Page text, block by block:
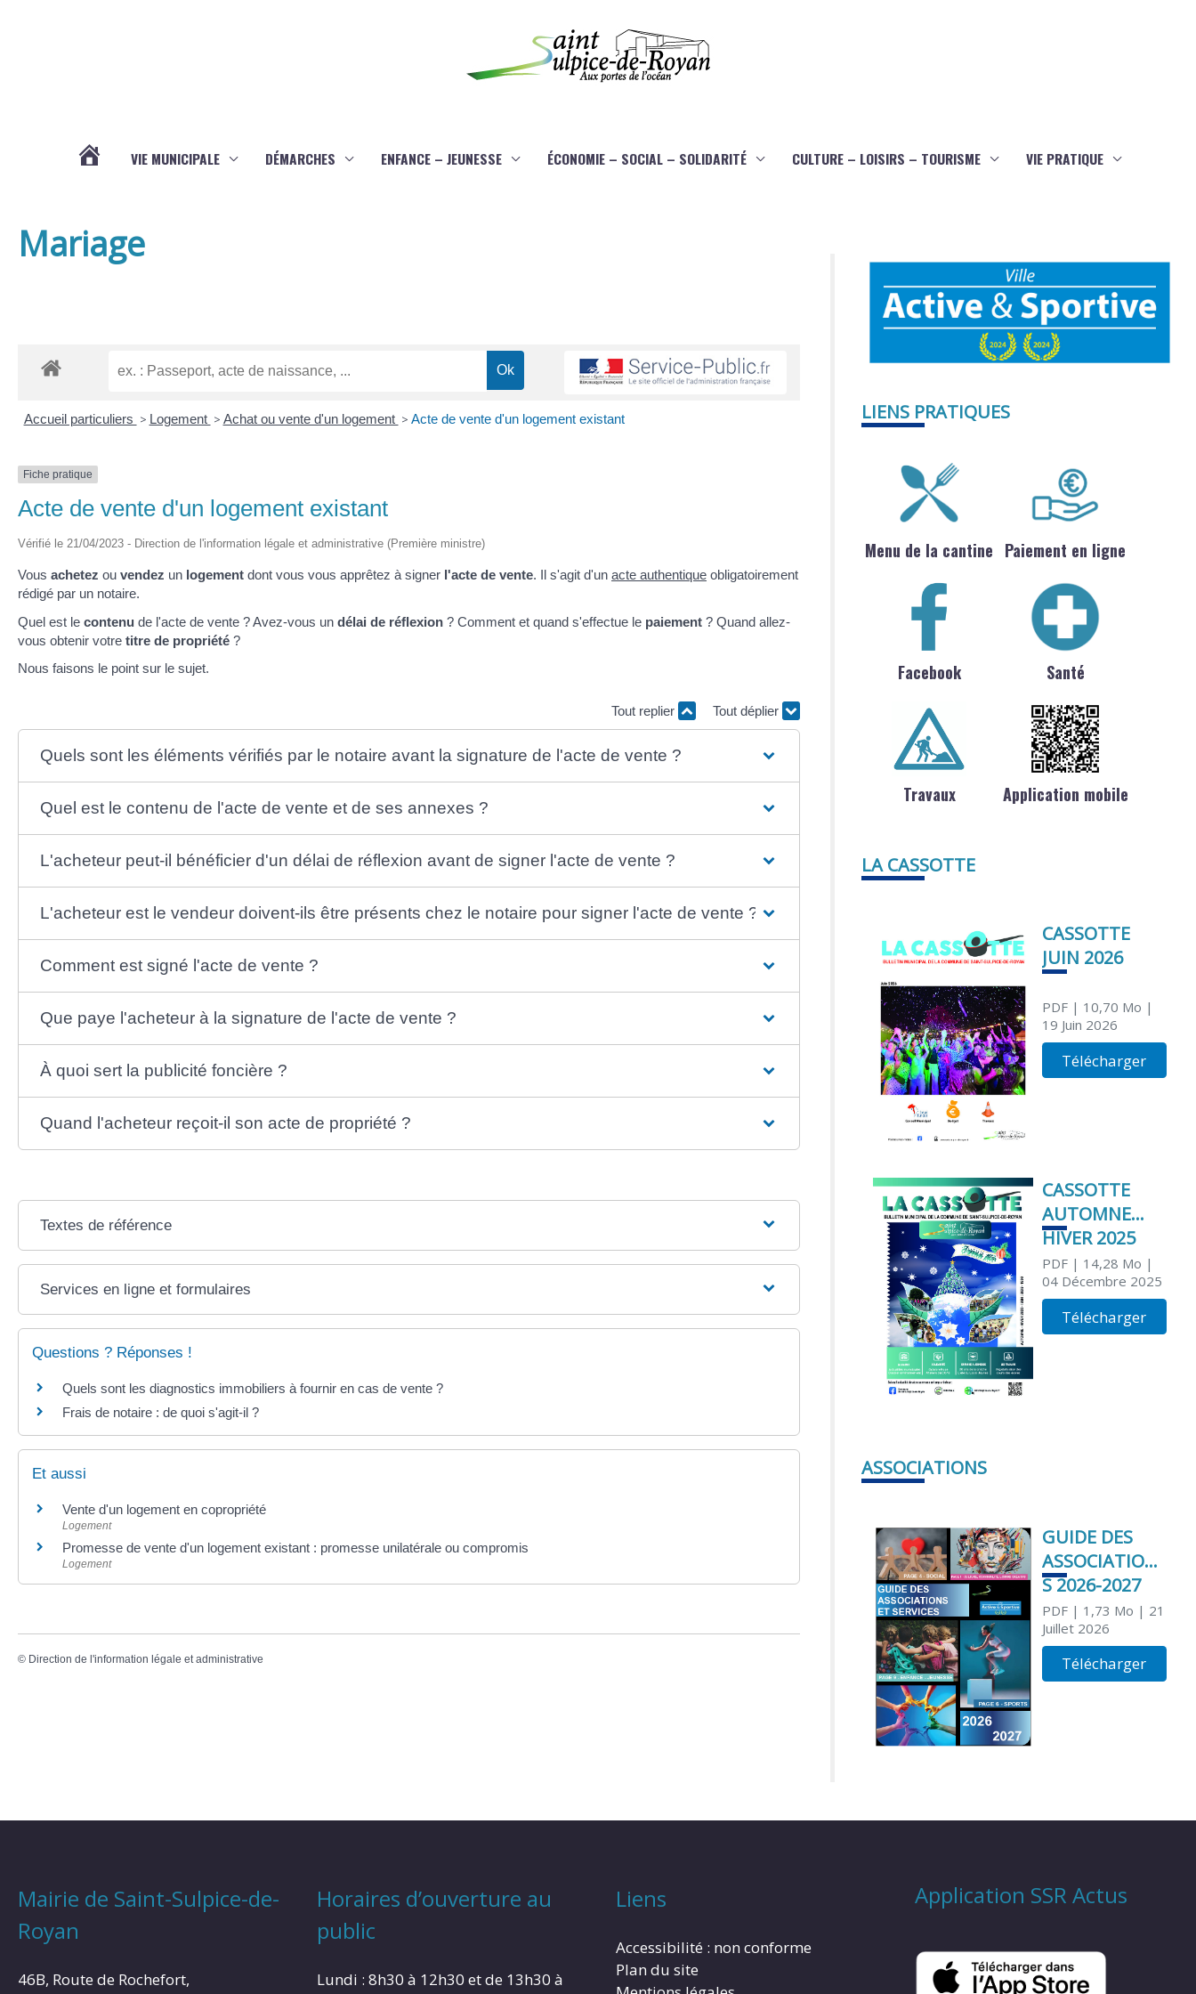
VIE MUNICIPALE DÉMARCHES ENFANCE – JEUNESSE ÉCONOMIE – SOCIAL – SOLIDARITÉ CULTURE – LOISIRS – TOURISME VIE PRATIQUE
Mariage
Accueil particuliers > Logement > Achat ou vente d'un logement > Acte de vente d'un logement existant
Fiche pratique
Acte de vente d'un logement existant
Vérifié le 21/04/2023 - Direction de l'information légale et administrative (Première ministre)
Vous achetez ou vendez un logement dont vous vous apprêtez à signer l'acte de vente. Il s'agit d'un acte authentique obligatoirement
rédigé par un notaire.
Quel est le contenu de l'acte de vente ? Avez-vous un délai de réflexion ? Comment et quand s'effectue le paiement ? Quand allez-
vous obtenir votre titre de propriété ?
Nous faisons le point sur le sujet.
Tout replier Tout déplier
Quels sont les éléments vérifiés par le notaire avant la signature de l'acte de vente ?
Quel est le contenu de l'acte de vente et de ses annexes ?
L'acheteur peut-il bénéficier d'un délai de réflexion avant de signer l'acte de vente ?
L'acheteur est le vendeur doivent-ils être présents chez le notaire pour signer l'acte de vente ?
Comment est signé l'acte de vente ?
Que paye l'acheteur à la signature de l'acte de vente ?
À quoi sert la publicité foncière ?
Quand l'acheteur reçoit-il son acte de propriété ?
Textes de référence
Services en ligne et formulaires
Questions ? Réponses !
Quels sont les diagnostics immobiliers à fournir en cas de vente ?
Frais de notaire : de quoi s'agit-il ?
Et aussi
Vente d'un logement en copropriété
Logement
Promesse de vente d'un logement existant : promesse unilatérale ou compromis
Logement
© Direction de l'information légale et administrative
LIENS PRATIQUES
Menu de la cantine Paiement en ligne
Facebook Santé
Travaux Application mobile
LA CASSOTTE
CASSOTTE
JUIN 2026
PDF| 10,70 Mo |
19 Juin 2026
Télécharger
CASSOTTE
AUTOMNE
HIVER 2025
PDF| 14,28 Mo |
04 Décembre 2025
Télécharger
ASSOCIATIONS
GUIDE DES
ASSOCIATION
S 2026-2027
PDF| 1,73 Mo | 21
Juillet 2026
Télécharger
Mairie de Saint-Sulpice-de-
Royan
46B, Route de Rochefort,
Horaires d’ouverture au
public
Lundi : 8h30 à 12h30 et de 13h30 à
Liens
Accessibilité : non conforme
Plan du site
Application SSR Actus